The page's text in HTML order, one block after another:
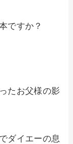
ですか？
たお父様の影
ダイエーの息